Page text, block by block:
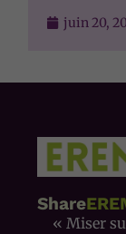
juin 20,
Share
« Miser